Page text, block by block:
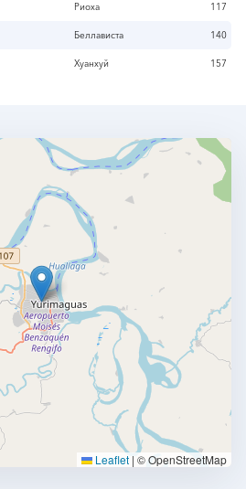
Риоха 117
Беллависта 140
Хуанхуй 157
Leaflet | © OpenStreetMap